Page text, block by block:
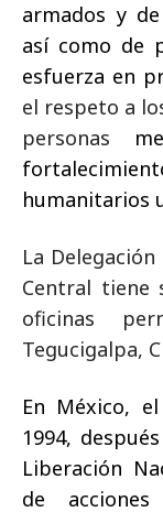
armados y
así como de
esfuerza en
el respeto a
personas
humanitarios
La
Central tiene
oficinas
Tegucigalpa,
En México,
1994,
Liberación
de